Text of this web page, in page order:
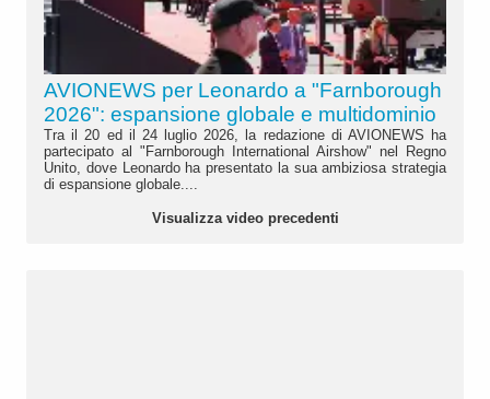
AVIONEWS per Leonardo a "Farnborough
2026": espansione globale e multidominio
Tra il 20 ed il 24 luglio 2026, la redazione di AVIONEWS ha
partecipato al "Farnborough International Airshow" nel Regno
Unito, dove Leonardo ha presentato la sua ambiziosa strategia
di espansione globale....
Visualizza video precedenti